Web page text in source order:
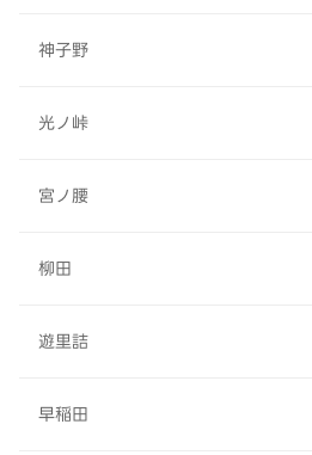
神子野
光ノ峠
宮ノ腰
柳田
遊里詰
早稲田